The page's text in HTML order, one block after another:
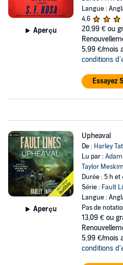
Aperçu
Langue :
4,6
20,99 € ou
5,99 €/mois
conditions
Essayez
Aperçu
Upheaval
De : Harley
Lu par :
Taylor
Durée : 5 h et
Série : Fault
Langue :
Pas de
13,09 € ou
5,99 €/mois
conditions